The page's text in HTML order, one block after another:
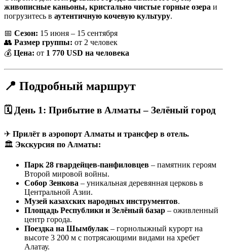
живописные каньоны, кристально чистые горные озера и
погрузитесь в аутентичную кочевую культуру.
📅 Сезон: 15 июня – 15 сентября
👥 Размер группы: от 2 человек
💰 Цена: от 1 770 USD на человека
📍 Подробный маршрут
🗓 День 1: Прибытие в Алматы – Зелёный город
✈ Прилёт в аэропорт Алматы и трансфер в отель.
🏛 Экскурсия по Алматы:
Парк 28 гвардейцев-панфиловцев – памятник героям
Второй мировой войны.
Собор Зенкова – уникальная деревянная церковь в
Центральной Азии.
Музей казахских народных инструментов.
Площадь Республики и Зелёный базар – оживленный
центр города.
Поездка на Шымбулак – горнолыжный курорт на
высоте 3 200 м с потрясающими видами на хребет
Алатау.